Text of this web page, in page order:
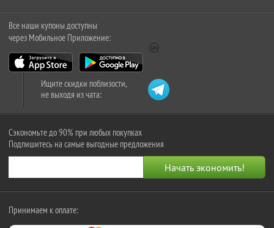
Все наши купоны доступны
через Мобильное Приложение:
Ищите скидки поблизости,
не выходя из чата:
Сэкономьте до 90% при любых покупках
Подпишитесь на самые выгодные предложения
Принимаем к оплате: